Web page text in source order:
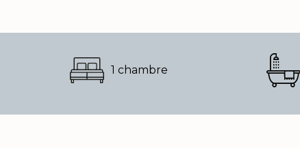
1 chambre